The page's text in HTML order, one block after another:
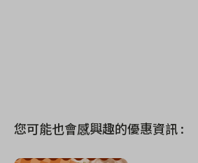
您可能也會感興趣的優惠資訊 :